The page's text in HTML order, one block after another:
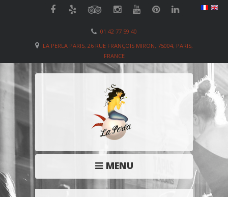
01 42 77 59 40
LA PERLA PARIS, 26 RUE FRANÇOIS MIRON, 75004, PARIS,
FRANCE
MENU